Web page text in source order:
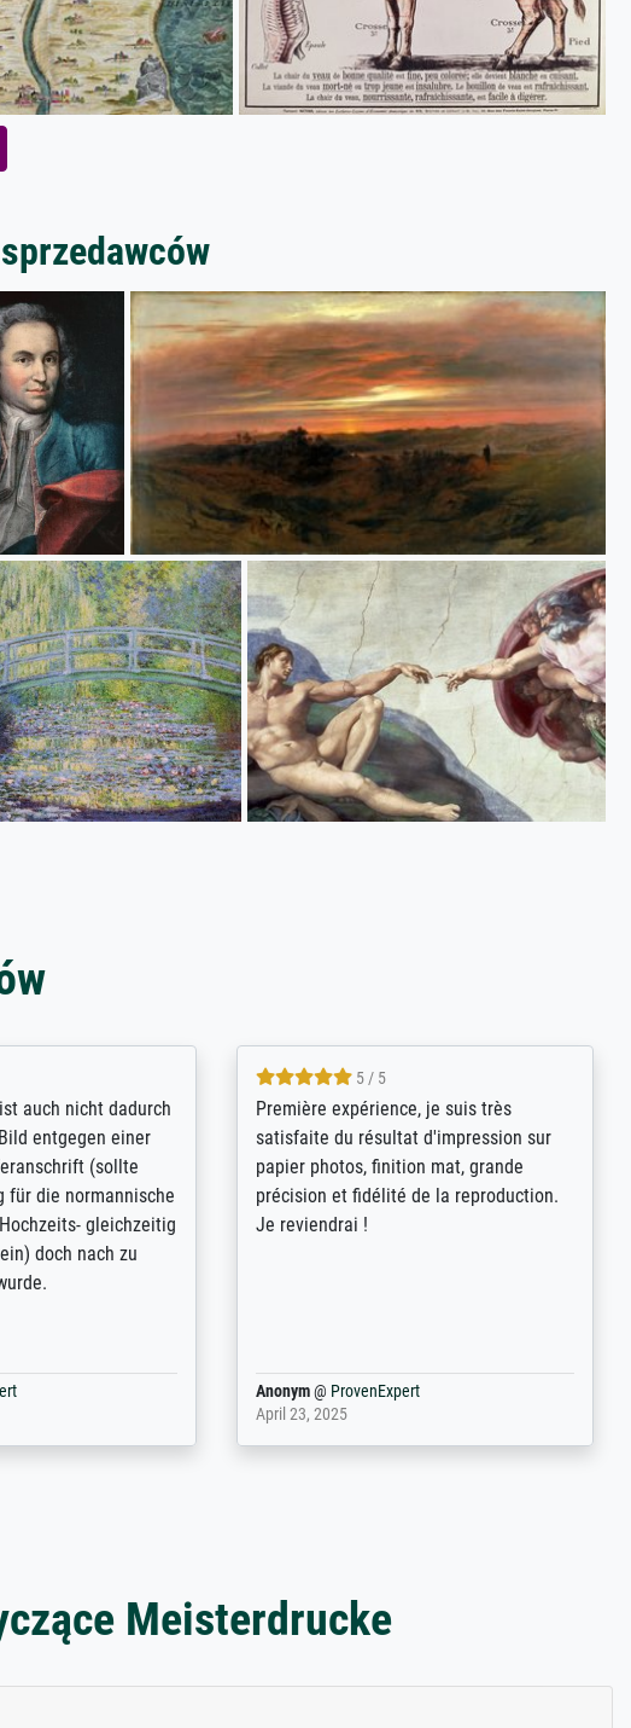
Man kann sich
wie z.B.:
Helligkeit,
Sehr freundliche
Mail. Das Bild (ein
gut verpackt -
mit Plastikdeckeln
4.8 / 5
Qualité absolument irréprochable.
Extraordinaire diversité des thèmes
abordés et personnalisation des
demandes (recadrage, réajustement des
couleurs). Relation clientèle parfaite.
Anonym@ ProvenExpert
March 31, 2025
Meisterdrucke